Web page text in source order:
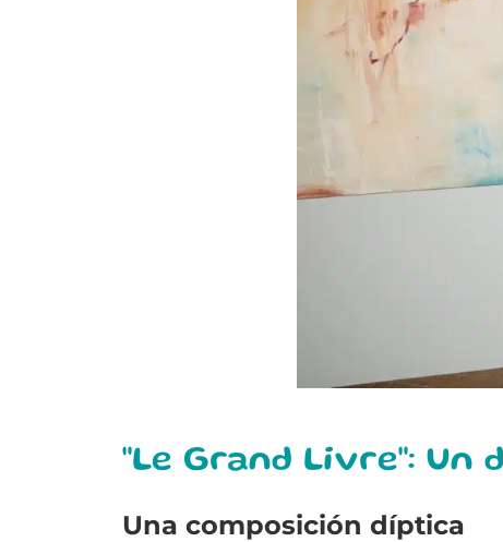
"Le Grand Livre":
Una composición díptica